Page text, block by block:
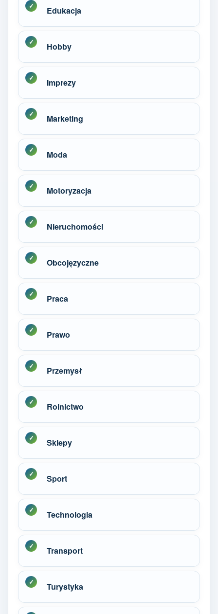
Edukacja
Hobby
Imprezy
Marketing
Moda
Motoryzacja
Nieruchomości
Obcojęzyczne
Praca
Prawo
Przemysł
Rolnictwo
Sklepy
Sport
Technologia
Transport
Turystyka